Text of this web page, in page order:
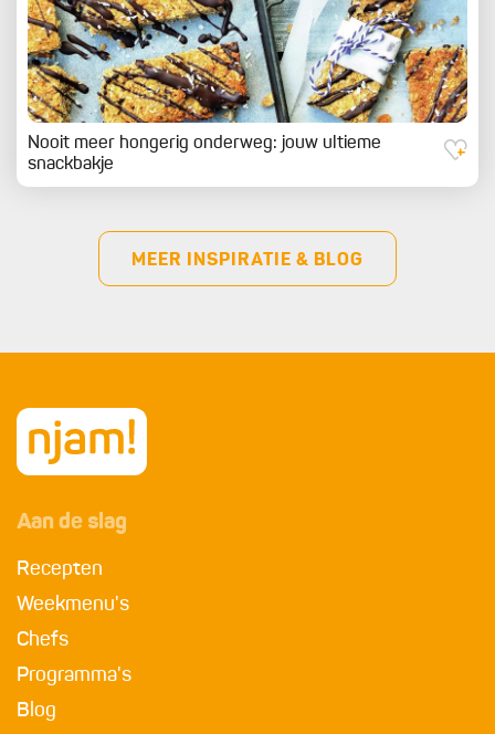
Nooit meer hongerig onderweg: jouw ultieme
snackbakje
MEER INSPIRATIE & BLOG
Aan de slag
Recepten
Weekmenu's
Chefs
Programma's
Blog